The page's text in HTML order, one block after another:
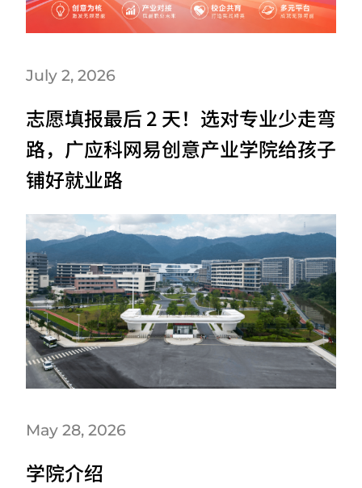
July 2, 2026
志愿填报最后 2 天！选对专业少走弯
路，广应科网易创意产业学院给孩子
铺好就业路
May 28, 2026
学院介绍